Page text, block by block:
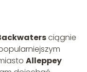
ciągnie
Alleppey